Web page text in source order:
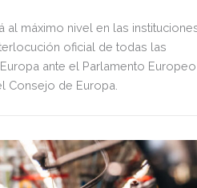
al máximo nivel en las
ante el Parlamento
Consejo de Europa.